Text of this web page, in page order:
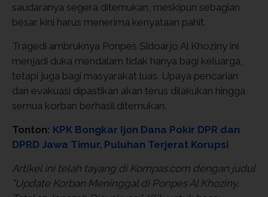
saudaranya segera ditemukan, meskipun sebagian
besar kini harus menerima kenyataan pahit.
Tragedi ambruknya Ponpes Sidoarjo Al Khoziny ini
menjadi duka mendalam tidak hanya bagi keluarga,
tetapi juga bagi masyarakat luas. Upaya pencarian
dan evakuasi dipastikan akan terus dilakukan hingga
semua korban berhasil ditemukan.
Tonton: KPK Bongkar Ijon Dana Pokir DPR dan
DPRD Jawa Timur, Puluhan Terjerat Korupsi
Artikel ini telah tayang di Kompas.com dengan judul
"Update Korban Meninggal di Ponpes Al Khoziny,